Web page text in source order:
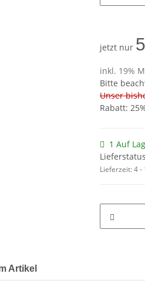
jetzt nur
inkl. 19%
Bitte
Unser
Rabatt:
1 Auf
Lieferzeit:4 -
Artikel